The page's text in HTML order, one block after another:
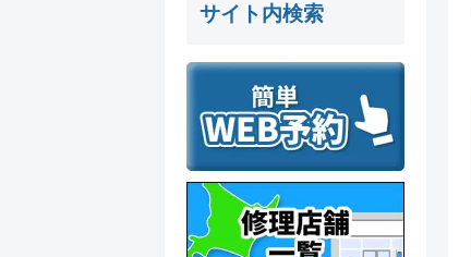
サイト内検索